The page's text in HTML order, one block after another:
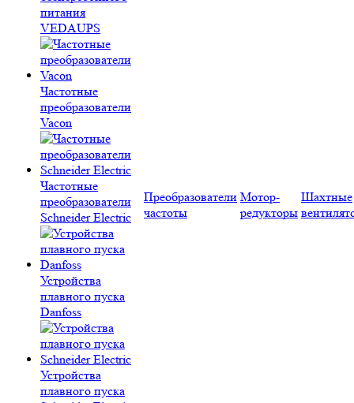
питания
VEDAUPS
Частотные
преобразователи
Vacon
Частотные
преобразователи
Schneider Electric
Устройства
плавного пуска
Danfoss
Устройства
плавного пуска
Преобразователи
частоты
Мотор-
редукторы
Шахтные